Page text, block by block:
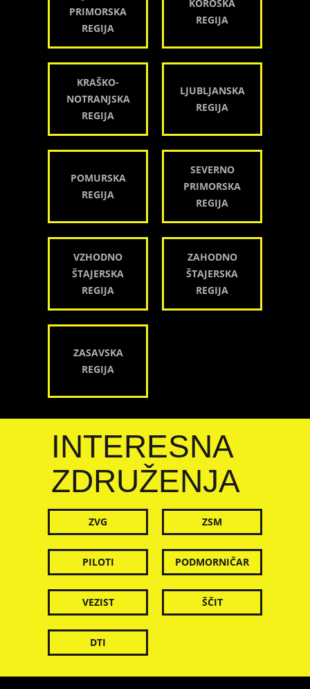
PRIMORSKA
REGIJA
KOROŠKA
REGIJA
KRAŠKO-
NOTRANJSKA
REGIJA
LJUBLJANSKA
REGIJA
POMURSKA
REGIJA
SEVERNO
PRIMORSKA
REGIJA
VZHODNO
ŠTAJERSKA
REGIJA
ZAHODNO
ŠTAJERSKA
REGIJA
ZASAVSKA
REGIJA
INTERESNA
ZDRUŽENJA
ZVG ZSM
PILOTI PODMORNIČAR
VEZIST ŠČIT
DTI